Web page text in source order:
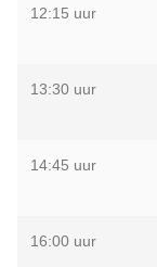
12:15 uur
13:30 uur
14:45 uur
16:00 uur